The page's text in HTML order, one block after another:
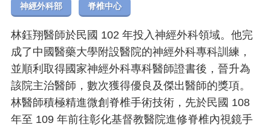
神經外科部 脊椎中心
林鈺翔醫師於民國 102 年投入神經外科領域。他完
成了中國醫藥大學附設醫院的神經外科專科訓練，
並順利取得國家神經外科專科醫師證書後，晉升為
該院主治醫師，數次獲得優良及傑出醫師的獎項。
林醫師積極精進微創脊椎手術技術，先於民國 108
年至 109 年前往彰化基督教醫院進修脊椎內視鏡手